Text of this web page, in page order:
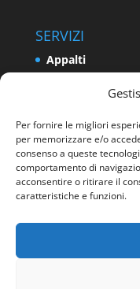
Per fornire le migliori
per memorizzare e/o
consenso a queste
comportamento di
acconsentire o ritirare il
caratteristiche e funzioni.
SERVIZI
Appalti
Impresa
Energia e
Sicurezza sui